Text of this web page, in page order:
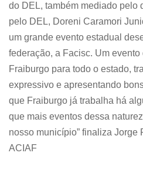
do DEL, também mediado pelo
pelo DEL, Doreni Caramori
um grande evento estadual
federação, a Facisc. Um evento
Fraiburgo para todo o estado,
expressivo e apresentando
que Fraiburgo já trabalha há
que mais eventos dessa
nosso município” finaliza Jorge
ACIAF